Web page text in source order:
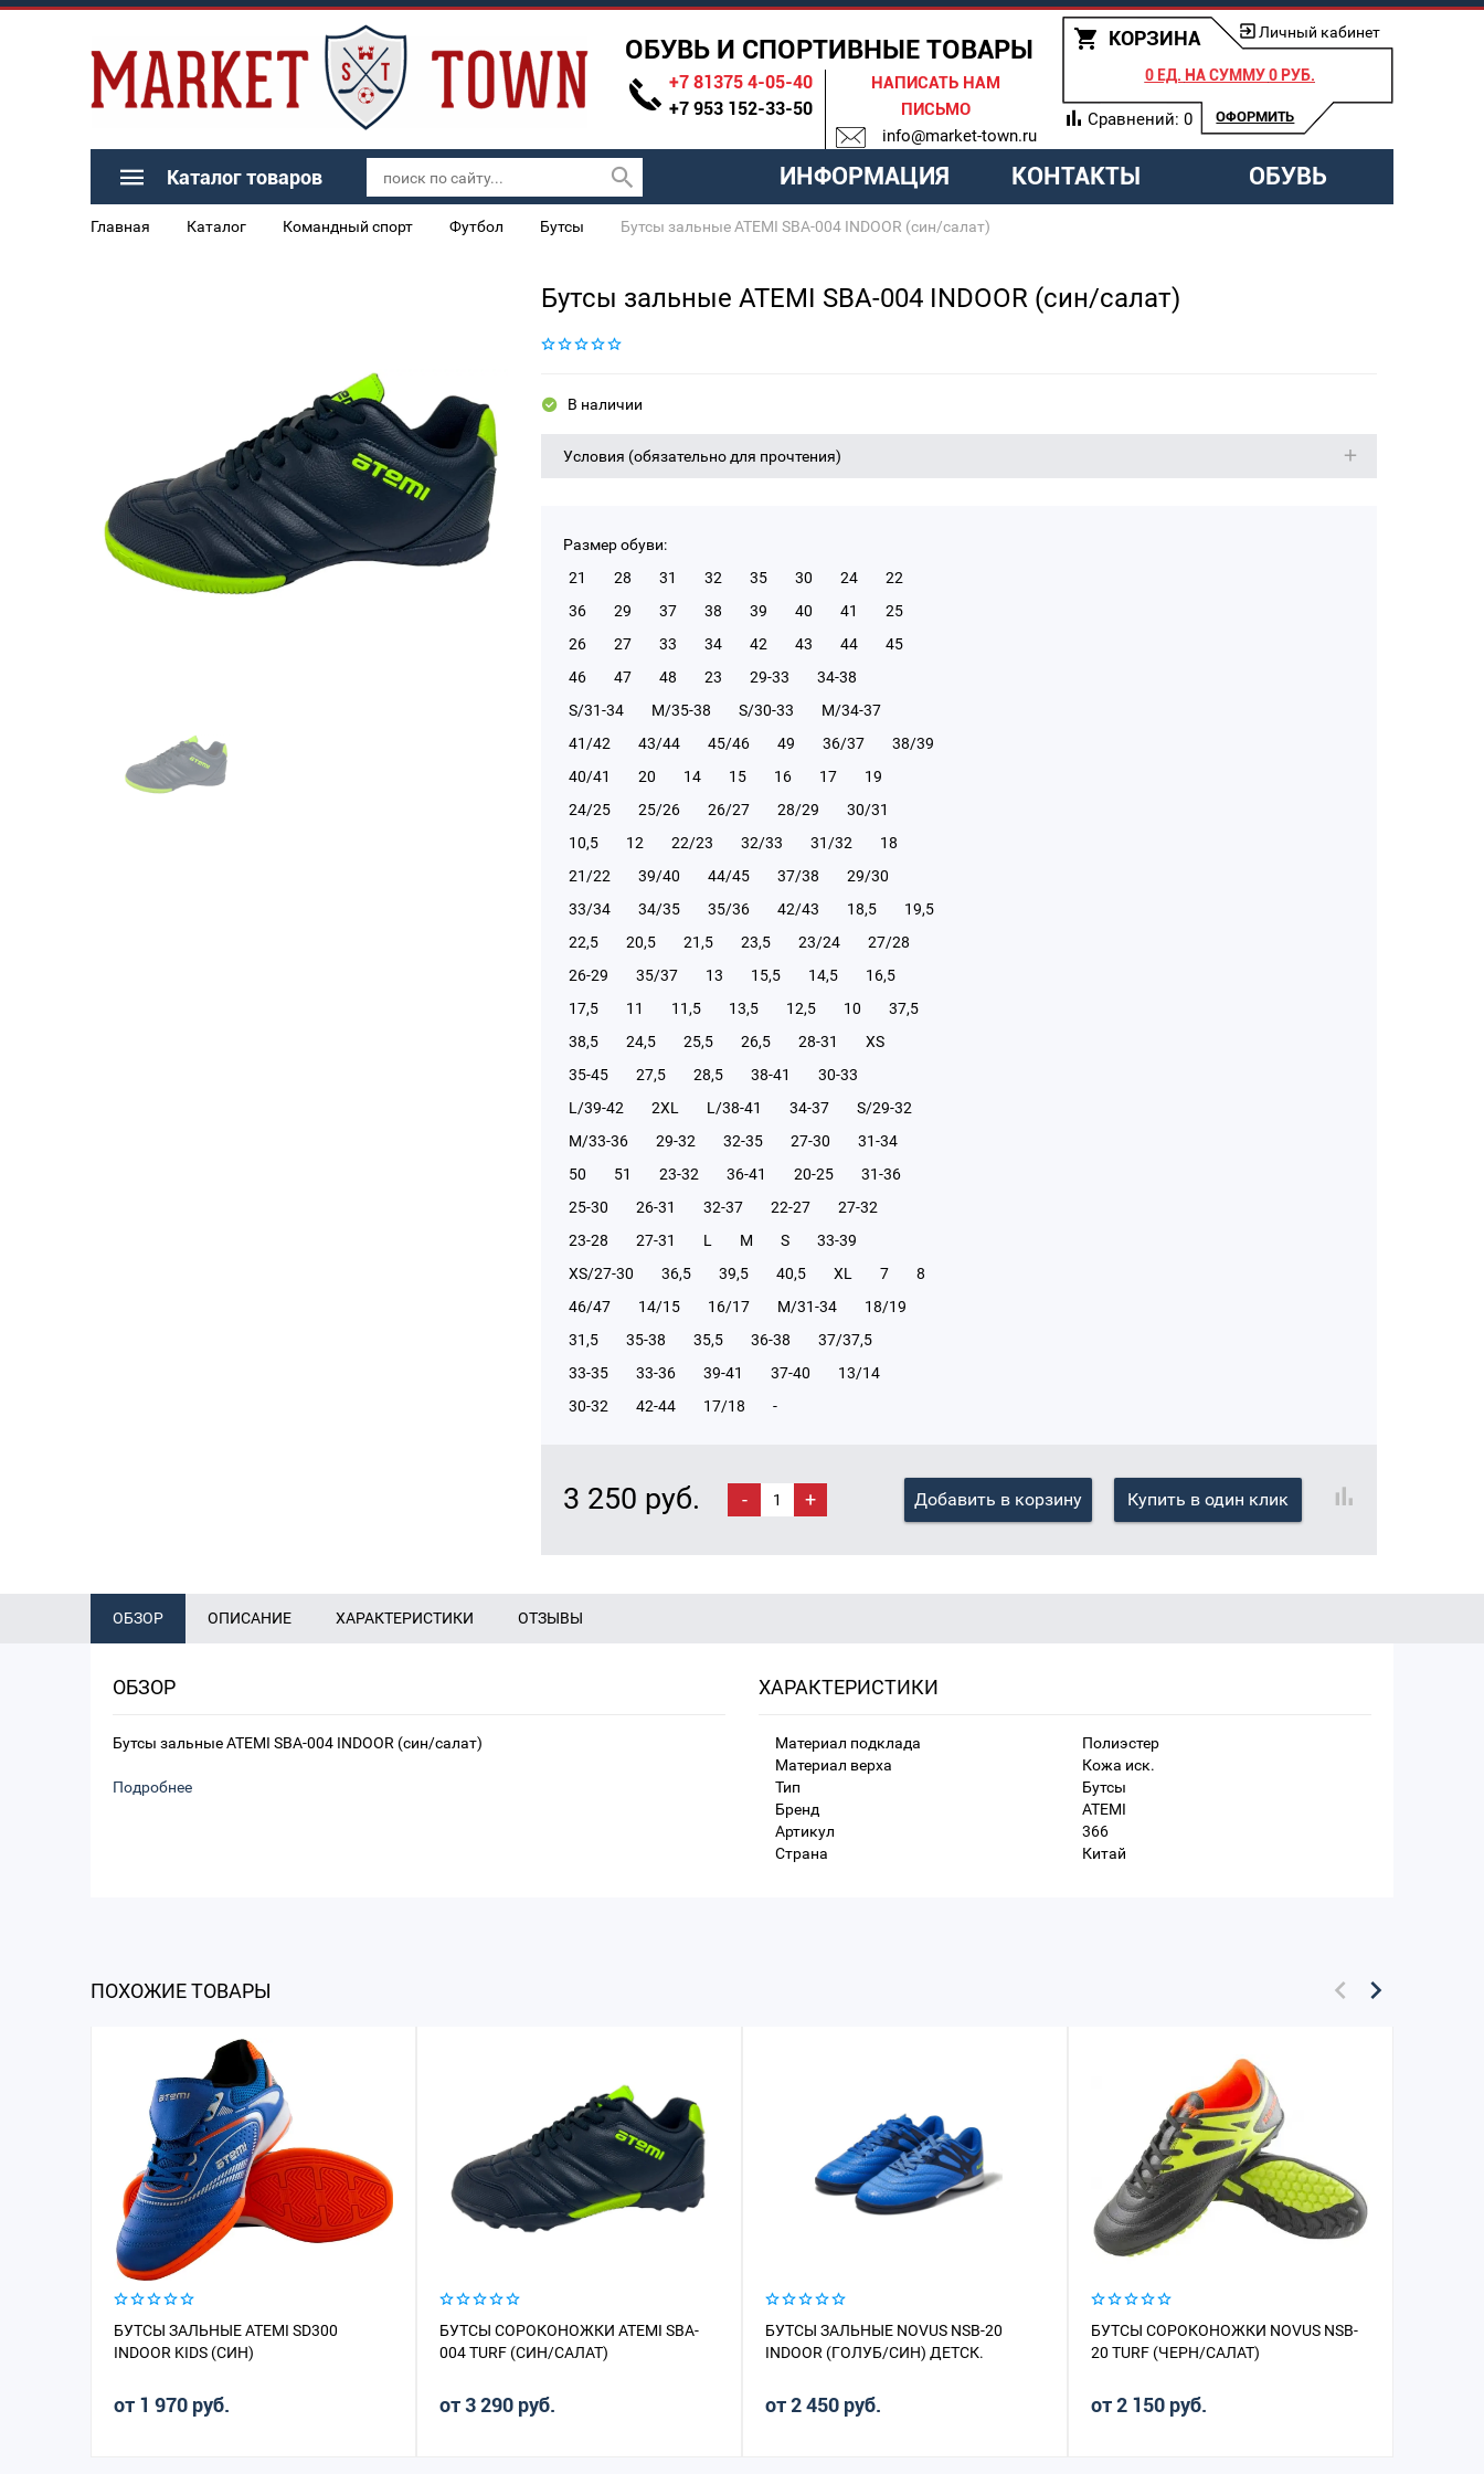
ОБУВЬ И СПОРТИВНЫЕ ТОВАРЫ
+7 81375 4-05-40
+7 953 152-33-50
НАПИСАТЬ НАМ
ПИСЬМО
info@market-town.ru
КОРЗИНА Личный кабинет
0 ЕД. НА СУММУ0 РУБ.
ОФОРМИТЬ
Сравнений: 0
Каталог товаров ИНФОРМАЦИЯ КОНТАКТЫ ОБУВЬ
Главная Каталог Командный спорт Футбол Бутсы Бутсы зальные ATEMI SBA-004 INDOOR (син/салат)
Бутсы зальные ATEMI SBA-004 INDOOR (син/салат)
В наличии
Условия (обязательно для прочтения)
Размер обуви:
21
28 31 32 35 30 24
22
36
29 37 38 39 40 41
25
26
27 33 34 42 43 44
45
46
47 48 23 29-33
34-38
S/31-34
М/35-38 S/30-33
М/34-37
41/42
43/44 45/46 49 36/37
38/39
40/41
20 14 15 16 17
19
24/25
25/26 26/27 28/29
30/31
10,5
12 22/23 32/33 31/32
18
21/22
39/40 44/45 37/38
29/30
33/34
34/35 35/36 42/43 18,5
19,5
22,5
20,5 21,5 23,5 23/24
27/28
26-29
35/37 13 15,5 14,5
16,5
17,5
11 11,5 13,5 12,5 10
37,5
38,5
24,5 25,5 26,5 28-31
XS
35-45
27,5 28,5 38-41
30-33
L/39-42
2XL L/38-41 34-37
S/29-32
М/33-36
29-32 32-35 27-30
31-34
50
51 23-32 36-41 20-25
31-36
25-30
26-31 32-37 22-27
27-32
23-28
27-31 L M S
33-39
XS/27-30
36,5 39,5 40,5 XL 7
8
46/47
14/15 16/17 М/31-34
18/19
31,5
35-38 35,5 36-38
37/37,5
33-35
33-36 39-41 37-40
13/14
30-32
42-44 17/18 -
3 250 руб. - + Добавить в корзину Купить в один клик
ОБЗОР ОПИСАНИЕ ХАРАКТЕРИСТИКИ ОТЗЫВЫ
ОБЗОР
Бутсы зальные ATEMI SBA-004 INDOOR (син/салат)
Подробнее
ХАРАКТЕРИСТИКИ
Материал подклада
Полиэстер
Материал верха
Кожа иск.
Тип
Бутсы
Бренд
ATEMI
Артикул
366
Страна
Китай
ПОХОЖИЕ ТОВАРЫ
БУТСЫ ЗАЛЬНЫЕ ATEMI SD300
INDOOR KIDS (СИН)
от 1 970 руб.
БУТСЫ СОРОКОНОЖКИ ATEMI SBA-
004 TURF (СИН/САЛАТ)
от 3 290 руб.
БУТСЫ ЗАЛЬНЫЕ NOVUS NSB-20
INDOOR (ГОЛУБ/СИН) ДЕТСК.
от 2 450 руб.
БУТСЫ СОРОКОНОЖКИ NOVUS NSB-
20 TURF (ЧЕРН/САЛАТ)
от 2 150 руб.